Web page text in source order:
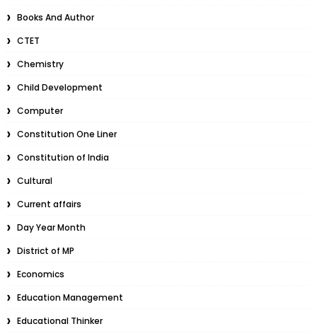
Books And Author
CTET
Chemistry
Child Development
Computer
Constitution One Liner
Constitution of India
Cultural
Current affairs
Day Year Month
District of MP
Economics
Education Management
Educational Thinker